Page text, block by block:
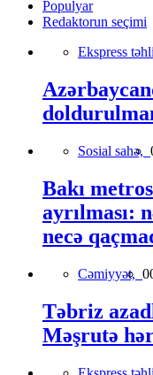
Populyar
Redaktorun seçimi
Ekspress
Sosial sahə,
Bakı
ayrılması:
necə
Cəmiyyət,
Təbriz
Məşrutə